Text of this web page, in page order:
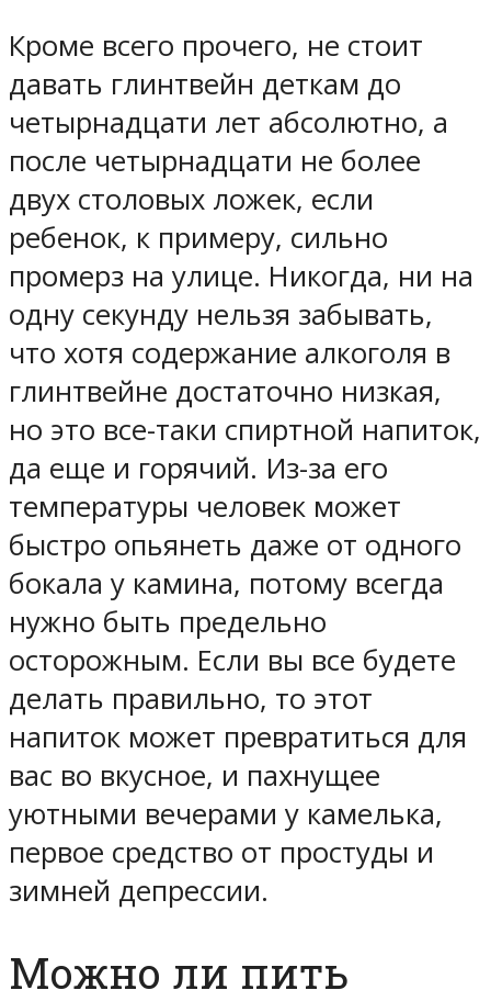
Кроме всего прочего, не стоит
давать глинтвейн деткам до
четырнадцати лет абсолютно, а
после четырнадцати не более
двух столовых ложек, если
ребенок, к примеру, сильно
промерз на улице. Никогда, ни на
одну секунду нельзя забывать,
что хотя содержание алкоголя в
глинтвейне достаточно низкая,
но это все-таки спиртной напиток,
да еще и горячий. Из-за его
температуры человек может
быстро опьянеть даже от одного
бокала у камина, потому всегда
нужно быть предельно
осторожным. Если вы все будете
делать правильно, то этот
напиток может превратиться для
вас во вкусное, и пахнущее
уютными вечерами у камелька,
первое средство от простуды и
зимней депрессии.
Можно ли пить